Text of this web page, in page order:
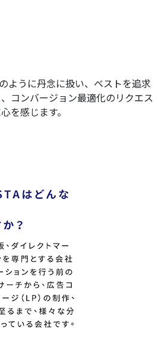
ように丹念に扱い、ベストを追求
コンバージョン最適化のリクエス
を感じます。